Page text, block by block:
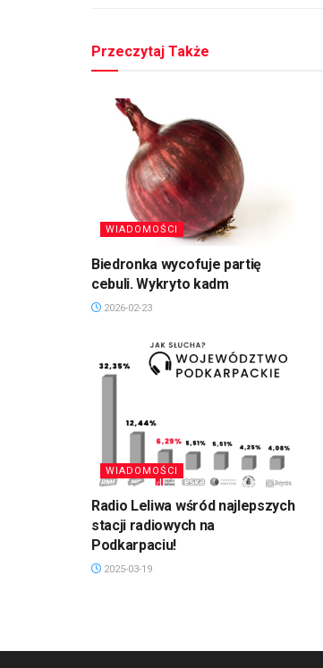
Przeczytaj Także
WIADOMOŚCI
Biedronka wycofuje partię
cebuli. Wykryto kadm
2026-02-23
WIADOMOŚCI
Radio Leliwa wśród najlepszych
stacji radiowych na
Podkarpaciu!
2025-03-19